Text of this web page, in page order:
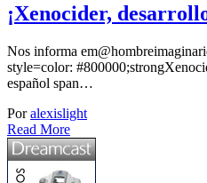
¡Xenocider,
Nos informa
style=color:
español span…
Poralexislight
Read More